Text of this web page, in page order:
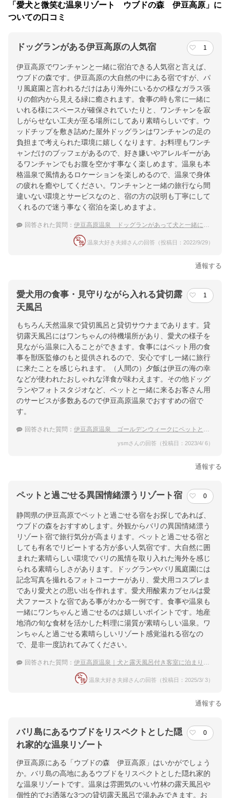
交通アクセス
車】伊豆高原駅より車で10分（タクシー代一部補助あり）
提供：楽天トラベル
楽天トラベルで
ホテル詳細を詳しく見る
「愛犬と微笑む温泉リゾート ウブドの森 伊豆高原」に
ついての口コミ
ドッグランがある伊豆高原の人気宿 1
伊豆高原でワンチャンと一緒に宿泊できる人気宿と言えば、
ウブドの森です。伊豆高原の大自然の中にある宿ですが、パ
リ風庭園と言われるだけはあり海外にいるかの様なガラス張
りの館内から見える緑に癒されます。食事の時も常に一緒に
いれる様にスペースが確保されていたりと、ワンチャンを寂
しがらせない工夫が至る場所にしてあり素晴らしいです。ウ
ッドチップを敷き詰めた屋外ドッグランはワンチャンの足の
負担まで考えられた環境に嬉しくなります。お料理もワンチ
ャンだけのブッフェがあるので、好き嫌いやアレルギーがあ
るワンチャンでもお腹を空かす事なく楽しめます。温泉も本
格温泉で風情あるロケーションを楽しめるので、温泉で身体
の疲れを癒やしてください。ワンチャンと一緒の旅行なら間
違いない環境とサービスなのと、宿の方の説明も丁寧にして
くれるので迷う事なく宿泊を楽しめますよ。
回答された質問： 伊豆高原温泉 ドッグランがあって犬と一緒に泊まれる温泉宿をおしえてください！
温泉大好き夫婦さんの回答（投稿日：2022/9/29）
通報する
愛犬用の食事・見守りながら入れる貸切露
天風呂
1
もちろん天然温泉で貸切風呂と貸切サウナまであります。貸
切露天風呂にはワンちゃんの待機場所があり、愛犬の様子を
見ながら温泉に入ることができます。食事にはペット用の食
事を獣医監修のもと提供されるので、安心ですし一緒に旅行
に来たことを感じられます。（人間の）夕飯は伊豆の海の幸
などが使われたおしゃれな洋食が味わえます。その他ドッグ
ランやフォトスタジオなど、ペットと一緒に来るお客さん用
のサービスが多数あるので伊豆高原温泉でおすすめの宿で
す。
回答された質問： 伊豆高原温泉 ゴールデンウィークにペットと泊まれるおすすめ温泉宿は？
ysmさんの回答（投稿日：2023/4/ 6）
通報する
ペットと過ごせる異国情緒漂うリゾート宿 0
静岡県の伊豆高原でペットと過ごせる宿をお探しであれば、
ウブドの森をおすすめします。外観からバリの異国情緒漂う
リゾート宿で旅行気分が高まります。ペットと過ごせる宿と
しても有名でリピートする方が多い人気宿です。大自然に囲
まれた素晴らしい環境でバリの風情を取り入れた海外を感じ
られる素晴らしさがあります。ドッグランやバリ風庭園には
記念写真を撮れるフォトコーナーがあり、愛犬用コスプレま
であり愛犬との思い出を作れます。愛犬用酸素カプセルは愛
犬ファーストな宿である事がわかる一例です。食事や温泉も
一緒にワンちゃんと過ごせるのは嬉しいポイントです。地産
地消の旬な食材を活かした料理に湯質が素晴らしい温泉。ワ
ンちゃんと過ごせる素晴らしいリゾート感覚溢れる宿なの
で、是非一度訪れてみてください。
回答された質問： 伊豆高原温泉｜犬と露天風呂付き客室に泊まりたい！おすすめの宿は？
温泉大好き夫婦さんの回答（投稿日：2025/3/ 3）
通報する
バリ島にあるウブドをリスペクトとした隠
れ家的な温泉リゾート
0
伊豆高原にある「ウブドの森 伊豆高原」はいかがでしょう
か。バリ島の高地にあるウブドをリスペクトとした隠れ家的
な温泉リゾートです。温泉は雰囲気のいい竹林の露天風呂や
個性的でお洒落な3つの貸切露天風呂で湯あみできます。お